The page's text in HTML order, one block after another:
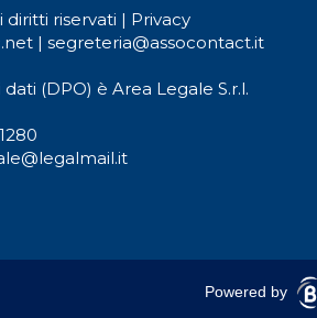
riservati | Privacy
| segreteria@assocontact.it
(DPO) è Area Legale S.r.l.
Powered by